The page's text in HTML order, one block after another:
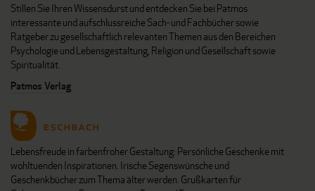
Stillen Sie Ihren Wissensdurst und entdecken Sie bei Patmos
interessante und aufschlussreiche Sach- und Fachbücher sowie
Ratgeber zu gesellschaftlich relevanten Themen aus den Bereichen
Psychologie und Lebensgestaltung, Religion und Gesellschaft sowie
Spiritualität.
Patmos Verlag
Lebensfreude in farbenfroher Gestaltung: Persönliche Geschenke mit
wohltuenden Inspirationen. Irische Segenswünsche und
Geschenkbücher zum Thema älter werden. Grußkarten für